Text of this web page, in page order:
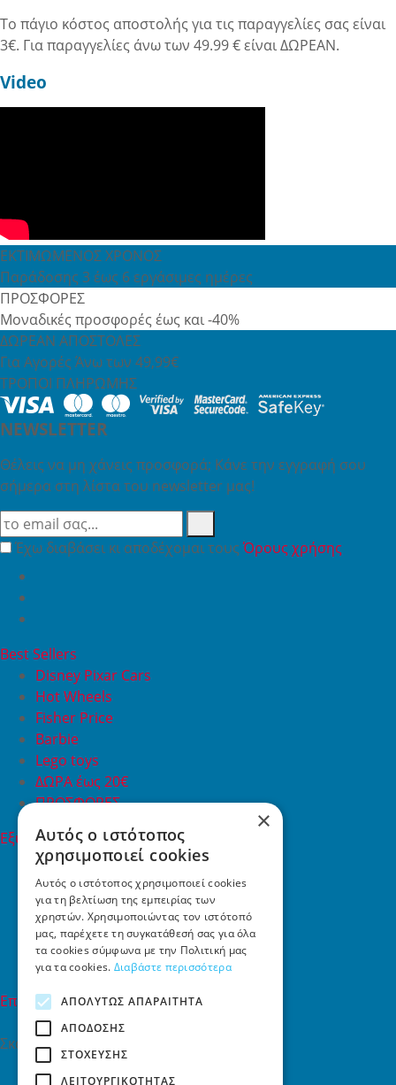
Το πάγιο κόστος αποστολής για τις παραγγελίες σας είναι
3€. Για παραγγελίες άνω των 49.99 € είναι ΔΩΡΕΑΝ.
Video
ΕΚΤΙΜΩΜΕΝΟΣ ΧΡΟΝΟΣ
Παράδοσης 3 έως 6 εργάσιμες ημέρες
ΠΡΟΣΦΟΡΕΣ
Μοναδικές προσφορές έως και -40%
ΔΩΡΕΑΝ ΑΠΟΣΤΟΛΕΣ
Για Αγορές Άνω των 49,99€
ΤΡΟΠΟΙ ΠΛΗΡΩΜΗΣ
NEWSLETTER
Θέλεις να μη χάνεις προσφορά; Κάνε την εγγραφή σου
σήμερα στη λίστα του newsletter μας!
Έχω διαβάσει κι αποδέχομαι τουςΌρους χρήσης
Best Sellers
Disney Pixar Cars
Hot Wheels
Fisher Price
Barbie
Lego toys
ΔΩΡΑ έως 20€
ΠΡΟΣΦΟΡΕΣ
Εξυπηρέτηση Πελατών
Εξυπηρέτηση πελατών
Συχνές ερωτήσεις
Όροι χρήσης
Τρόποι Πληρωμής
Επιστροφές
Επικοινωνία
Επικοινωνία
Σκαλάνι, Ηράκλειο Κρήτης
2810731415
×
Αυτός ο ιστότοπος
χρησιμοποιεί cookies
Αυτός ο ιστότοπος χρησιμοποιεί cookies
για τη βελτίωση της εμπειρίας των
χρηστών. Χρησιμοποιώντας τον ιστότοπό
μας, παρέχετε τη συγκατάθεσή σας για όλα
τα cookies σύμφωνα με την Πολιτική μας
για τα cookies. Διαβάστε περισσότερα
ΑΠΟΛΎΤΩΣ ΑΠΑΡΑΊΤΗΤΑ
ΑΠΌΔΟΣΗΣ
ΣΤΌΧΕΥΣΗΣ
ΛΕΙΤΟΥΡΓΙΚΌΤΗΤΑΣ